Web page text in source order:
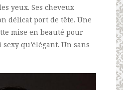
yeux. Ses cheveux
délicat port de tête. Une
mise en beauté pour
qu’élégant. Un sans